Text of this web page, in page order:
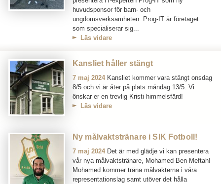
huvudsponsor för barn- och
ungdomsverksamheten. Prog-IT är företaget
som specialiserar sig...
Läs vidare
Kansliet håller stängt
7 maj 2024 Kansliet kommer vara stängt onsdag
8/5 och vi är åter på plats måndag 13/5. Vi
önskar er en trevlig Kristi himmelsfärd!
Läs vidare
Ny målvaktstränare i SIK Fotboll!
7 maj 2024 Det är med glädje vi kan presentera
vår nya målvaktstränare, Mohamed Ben Meftah!
Mohamed kommer träna målvakterna i våra
representationslag samt utöver det hålla